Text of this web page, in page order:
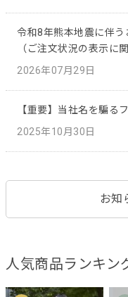
令和8年熊本地震に伴
（ご注文状況の表示に
2026年07月29日
【重要】当社名を騙る
2025年10月30日
お知
人気商品ランキン